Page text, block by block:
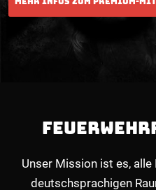
Unser Mission ist es,
deutschsprachigen